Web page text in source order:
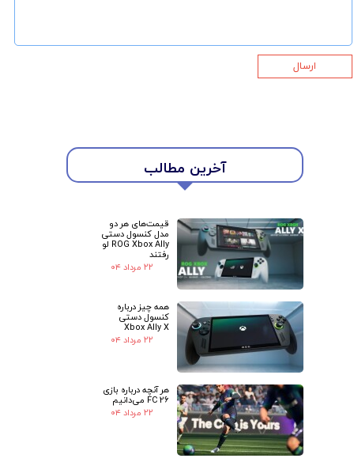
★
آخرین مطالب
قیمت‌های هر دو
مدل کنسول دستی
ROG Xbox Ally لو
رفتند
۲۲ مرداد ۰۴
همه چیز درباره
کنسول دستی
Xbox Ally X
۲۲ مرداد ۰۴
هر آنچه درباره بازی
FC 26 می‌دانیم
۲۲ مرداد ۰۴
ارسال